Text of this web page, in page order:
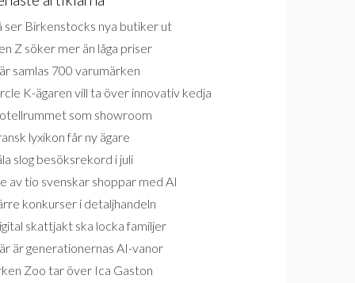
ser Birkenstocks nya butiker ut
Z söker mer än låga priser
samlas 700 varumärken
K-ägaren vill ta över innovativ kedja
som showroom
lyxikon får ny ägare
slog besöksrekord i juli
av tio svenskar shoppar med AI
konkurser i detaljhandeln
skattjakt ska locka familjer
är generationernas AI-vanor
Zoo tar över Ica Gaston